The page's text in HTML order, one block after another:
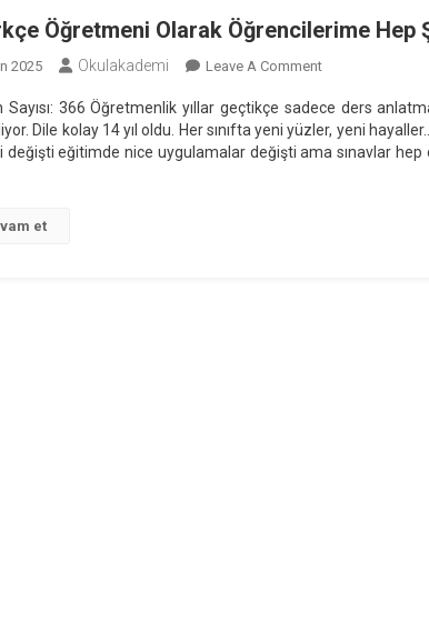
Öğretmeni Olarak Öğrencilerime Hep
2025 Okulakademi Leave A CommentOn
Türkçe
Öğretmeni
Sayısı: 366 Öğretmenlik yıllar geçtikçe sadece ders
Dile kolay 14 yıl oldu. Her sınıfta yeni yüzler, yeni
değişti eğitimde nice uygulamalar değişti ama sınavlar
et